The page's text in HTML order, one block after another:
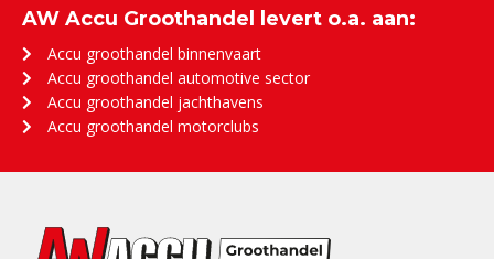
AW Accu Groothandel levert o.a. aan:
Accu groothandel binnenvaart
Accu groothandel automotive sector
Accu groothandel jachthavens
Accu groothandel motorclubs